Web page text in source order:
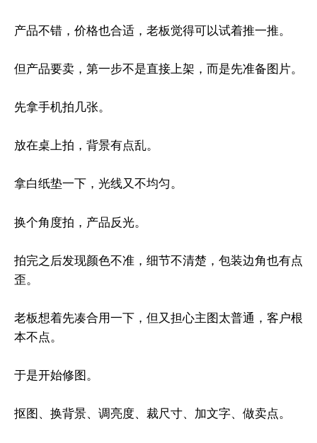
产品不错，价格也合适，老板觉得可以试着推一推。
但产品要卖，第一步不是直接上架，而是先准备图片。
先拿手机拍几张。
放在桌上拍，背景有点乱。
拿白纸垫一下，光线又不均匀。
换个角度拍，产品反光。
拍完之后发现颜色不准，细节不清楚，包装边角也有点
歪。
老板想着先凑合用一下，但又担心主图太普通，客户根
本不点。
于是开始修图。
抠图、换背景、调亮度、裁尺寸、加文字、做卖点。